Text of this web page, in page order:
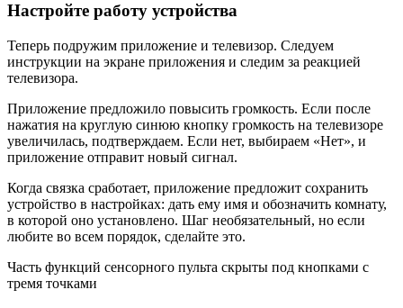
Настройте работу устройства
Теперь подружим приложение и телевизор. Следуем
инструкции на экране приложения и следим за реакцией
телевизора.
Приложение предложило повысить громкость. Если после
нажатия на круглую синюю кнопку громкость на телевизоре
увеличилась, подтверждаем. Если нет, выбираем «Нет», и
приложение отправит новый сигнал.
Когда связка сработает, приложение предложит сохранить
устройство в настройках: дать ему имя и обозначить комнату,
в которой оно установлено. Шаг необязательный, но если
любите во всем порядок, сделайте это.
Часть функций сенсорного пульта скрыты под кнопками с
тремя точками